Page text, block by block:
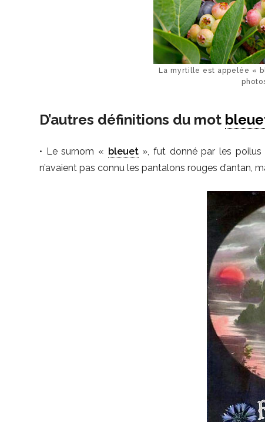
La myrtille est appelée «
D’autres définitions du mot
• Le surnom « bleuet», fut donné par les poilus
n’avaient pas connu les pantalons rouges d’antan,